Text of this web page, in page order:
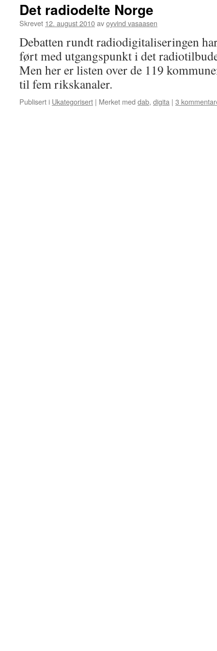
Det radiodelte Norge
Skrevet 12. august 2010avoyvind vasaasen
Debatten rundt radiodigitaliseringen
ført med utgangspunkt i det
Men her er listen over de 119
til fem rikskanaler.
Publisert i Ukategorisert | Merket med dab, digita | 3